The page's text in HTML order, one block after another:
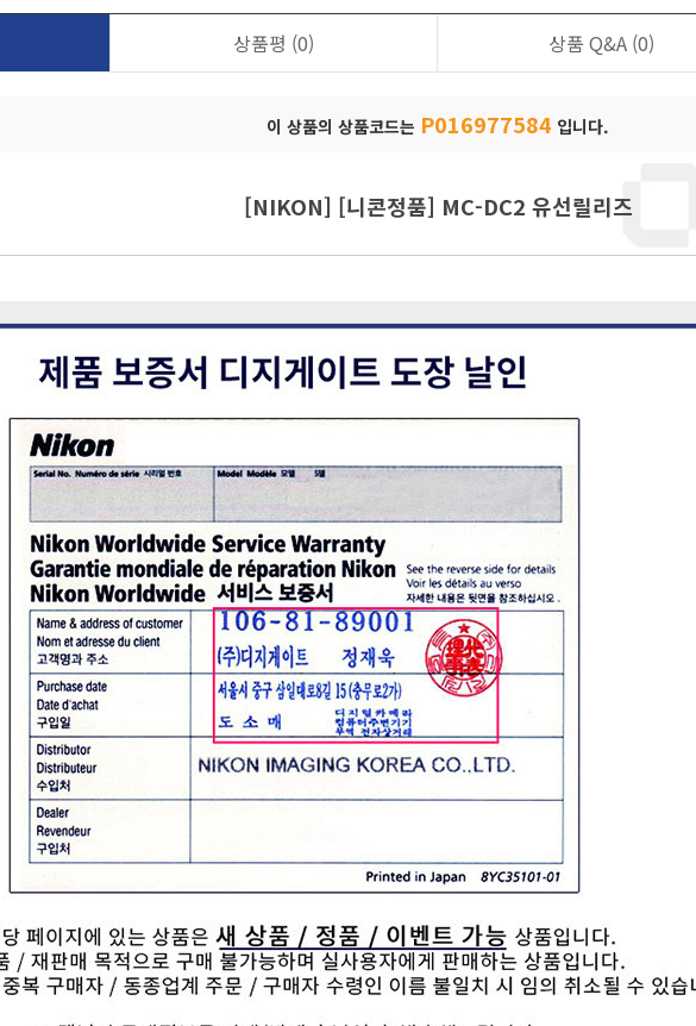
상품평 (0) 상품 Q&A (0)
이 상품의 상품코드는 P016977584 입니다.
[NIKON] [니콘정품] MC-DC2 유선릴리즈